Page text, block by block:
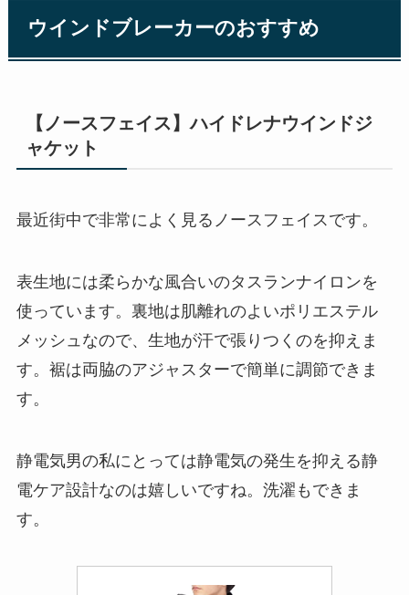
ウインドブレーカーのおすすめ
【ノースフェイス】ハイドレナウインドジ
ャケット
最近街中で非常によく見るノースフェイスです。
表生地には柔らかな風合いのタスランナイロンを
使っています。裏地は肌離れのよいポリエステル
メッシュなので、生地が汗で張りつくのを抑えま
す。裾は両脇のアジャスターで簡単に調節できま
す。
静電気男の私にとっては静電気の発生を抑える静
電ケア設計なのは嬉しいですね。洗濯もできま
す。